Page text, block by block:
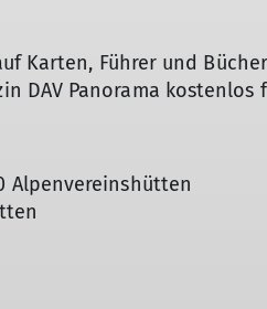
Karten, Führer und
DAV Panorama kostenlos
Alpenvereinshütten